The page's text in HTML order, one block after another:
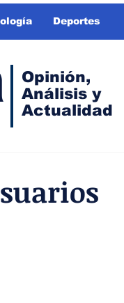
Deportes
Opinión,
Análisis y
Actualidad